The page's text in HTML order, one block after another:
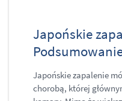
Japońskie
Japońskie zapalenie
chorobą, której